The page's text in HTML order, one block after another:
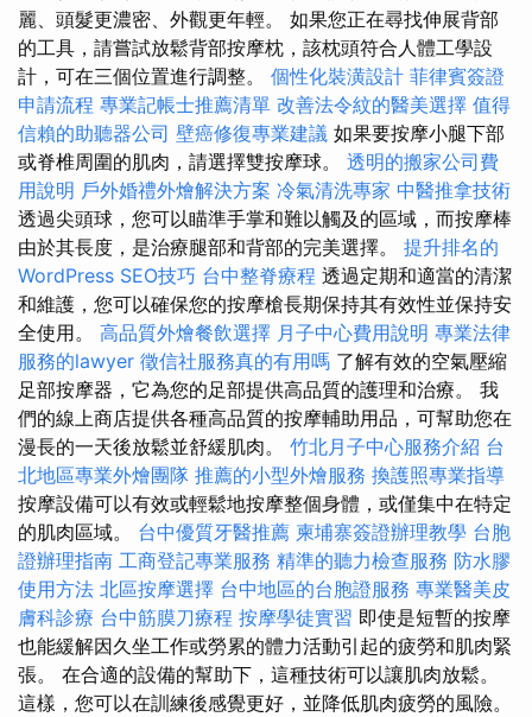
麗、頭髮更濃密、外觀更年輕。 如果您正在尋找伸展背部
的工具，請嘗試放鬆背部按摩枕，該枕頭符合人體工學設
計，可在三個位置進行調整。 個性化裝潢設計 菲律賓簽證
申請流程 專業記帳士推薦清單 改善法令紋的醫美選擇 值得
信賴的助聽器公司 壁癌修復專業建議 如果要按摩小腿下部
或脊椎周圍的肌肉，請選擇雙按摩球。 透明的搬家公司費
用說明 戶外婚禮外燴解決方案 冷氣清洗專家 中醫推拿技術
透過尖頭球，您可以瞄準手掌和難以觸及的區域，而按摩棒
由於其長度，是治療腿部和背部的完美選擇。 提升排名的
WordPress SEO技巧 台中整脊療程 透過定期和適當的清潔
和維護，您可以確保您的按摩槍長期保持其有效性並保持安
全使用。 高品質外燴餐飲選擇 月子中心費用說明 專業法律
服務的lawyer 徵信社服務真的有用嗎 了解有效的空氣壓縮
足部按摩器，它為您的足部提供高品質的護理和治療。 我
們的線上商店提供各種高品質的按摩輔助用品，可幫助您在
漫長的一天後放鬆並舒緩肌肉。 竹北月子中心服務介紹 台
北地區專業外燴團隊 推薦的小型外燴服務 換護照專業指導
按摩設備可以有效或輕鬆地按摩整個身體，或僅集中在特定
的肌肉區域。 台中優質牙醫推薦 柬埔寨簽證辦理教學 台胞
證辦理指南 工商登記專業服務 精準的聽力檢查服務 防水膠
使用方法 北區按摩選擇 台中地區的台胞證服務 專業醫美皮
膚科診療 台中筋膜刀療程 按摩學徒實習 即使是短暫的按摩
也能緩解因久坐工作或勞累的體力活動引起的疲勞和肌肉緊
張。 在合適的設備的幫助下，這種技術可以讓肌肉放鬆。
這樣，您可以在訓練後感覺更好，並降低肌肉疲勞的風險。